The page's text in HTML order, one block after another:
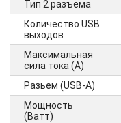
Тип 2 разъема
Количество USB
выходов
Максимальная
сила тока (А)
Разьем (USB-A)
Мощность
(Ватт)